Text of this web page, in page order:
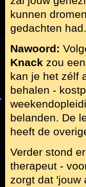
kunnen
gedachten
Nawoord:
Knack zou
kan je het zélf
behalen -
belanden. De
heeft de
Verder stond
therapeut -
zorgt dat 'jouw